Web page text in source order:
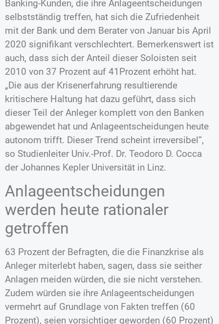
Banking-Kunden, die ihre Anlageentscheidungen
selbstständig treffen, hat sich die Zufriedenheit
mit der Bank und dem Berater von Januar bis April
2020 signifikant verschlechtert. Bemerkenswert ist
auch, dass sich der Anteil dieser Soloisten seit
2010 von 37 Prozent auf 41Prozent erhöht hat.
„Die aus der Krisenerfahrung resultierende
kritischere Haltung hat dazu geführt, dass sich
dieser Teil der Anleger komplett von den Banken
abgewendet hat und Anlageentscheidungen heute
autonom trifft. Dieser Trend scheint irreversibel”,
so Studienleiter Univ.-Prof. Dr. Teodoro D. Cocca
der Johannes Kepler Universität in Linz.
Anlageentscheidungen
werden heute rationaler
getroffen
63 Prozent der Befragten, die die Finanzkrise als
Anleger miterlebt haben, sagen, dass sie seither
Anlagen meiden würden, die sie nicht verstehen.
Zudem würden sie ihre Anlageentscheidungen
vermehrt auf Grundlage von Fakten treffen (60
Prozent), seien vorsichtiger geworden (60 Prozent)